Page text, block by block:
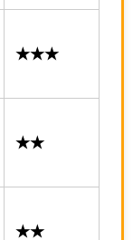
★★★
★★
★★